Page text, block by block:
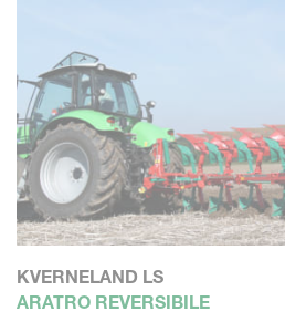
KVERNELAND LS
ARATRO REVERSIBILE